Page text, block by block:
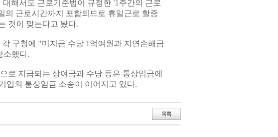
해서도 근로기준법이 규정한 '1주간의 근로
의 근로시간까지 포함되므로 휴일근로 할증
것이 맞는다고 봤다.
구청에 "미지금 수당 1억여원과 지연손해금
소했다.
로 지급되는 상여금과 수당 등은 통상임금에
업의 통상임금 소송이 이어지고 있다.